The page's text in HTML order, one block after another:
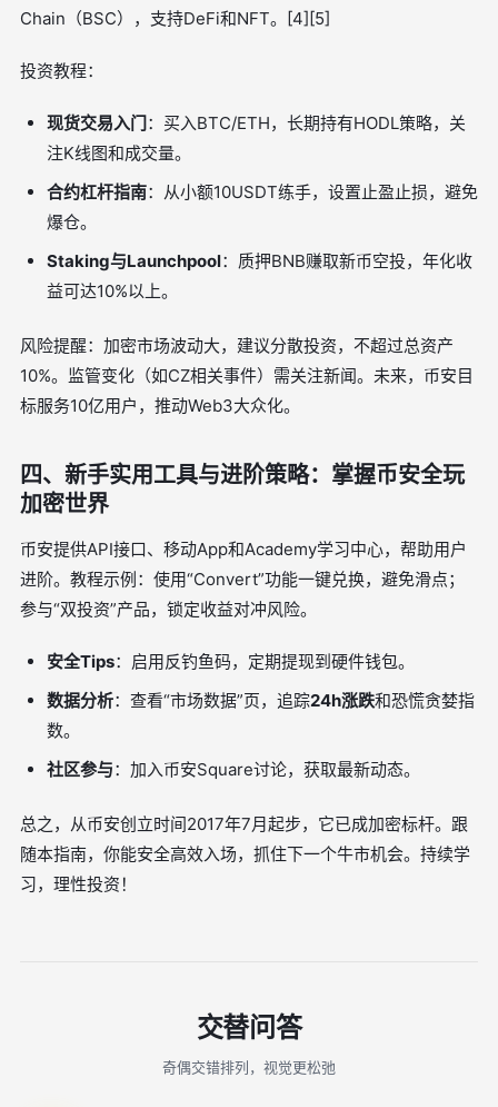
Chain（BSC），支持DeFi和NFT。[4][5]
投资教程：
现货交易入门：买入BTC/ETH，长期持有HODL策略，关
注K线图和成交量。
合约杠杆指南：从小额10USDT练手，设置止盈止损，避免
爆仓。
Staking与Launchpool：质押BNB赚取新币空投，年化收
益可达10%以上。
风险提醒：加密市场波动大，建议分散投资，不超过总资产
10%。监管变化（如CZ相关事件）需关注新闻。未来，币安目
标服务10亿用户，推动Web3大众化。
四、新手实用工具与进阶策略：掌握币安全玩
加密世界
币安提供API接口、移动App和Academy学习中心，帮助用户
进阶。教程示例：使用“Convert”功能一键兑换，避免滑点；
参与“双投资”产品，锁定收益对冲风险。
安全Tips：启用反钓鱼码，定期提现到硬件钱包。
数据分析：查看“市场数据”页，追踪24h涨跌和恐慌贪婪指
数。
社区参与：加入币安Square讨论，获取最新动态。
总之，从币安创立时间2017年7月起步，它已成加密标杆。跟
随本指南，你能安全高效入场，抓住下一个牛市机会。持续学
习，理性投资！
交替问答
奇偶交错排列，视觉更松弛